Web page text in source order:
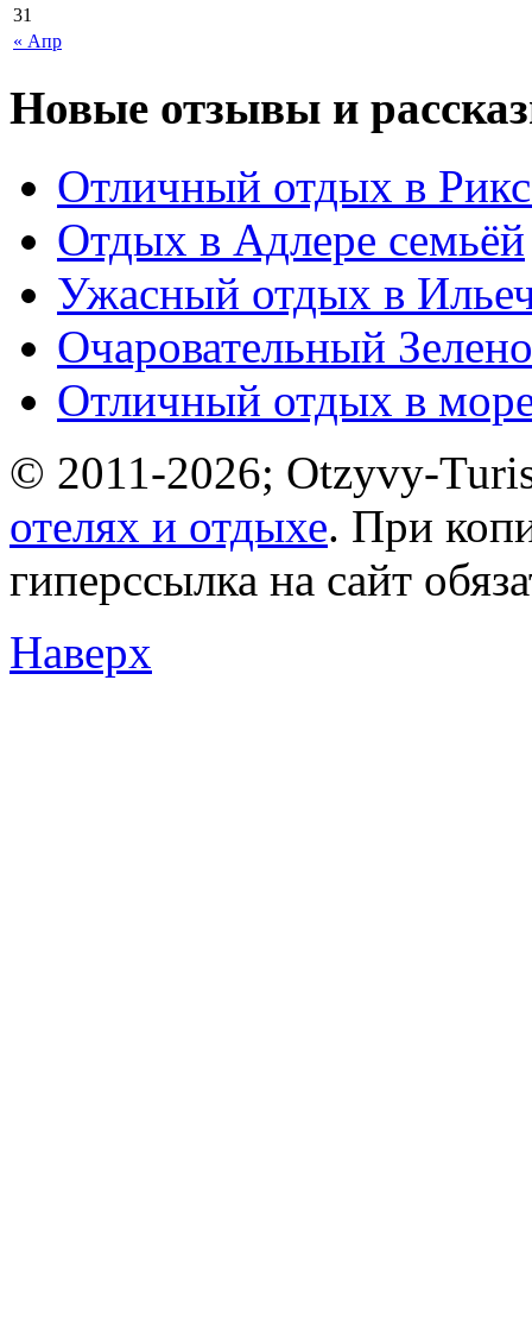
« Апр
31
Новые отзывы и
Отличный отдых в
Отдых в Адлере семьёй
Ужасный отдых в
Очаровательный
Отличный отдых в
© 2011-2026; Otzyvy-
отелях и отдыхе. При
гиперссылка на сайт
Наверх